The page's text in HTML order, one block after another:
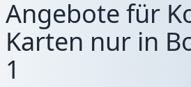
Angebote für
Karten nur in
1